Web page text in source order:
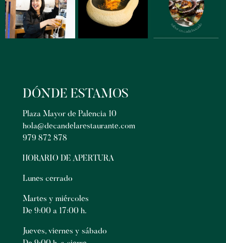
DÓNDE ESTAMOS
Plaza Mayor de Palencia 10
hola@decandelarestaurante.com
979 872 878
HORARIO DE APERTURA
Lunes cerrado
Martes y miércoles
De 9:00 a 17:00 h.
Jueves, viernes y sábado